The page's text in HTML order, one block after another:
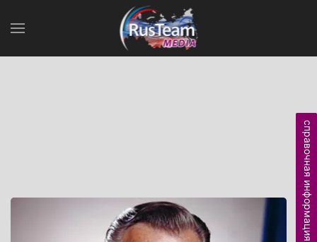
справочная информация